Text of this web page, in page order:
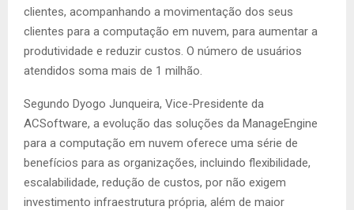
clientes, acompanhando a movimentação dos seus
clientes para a computação em nuvem, para aumentar a
produtividade e reduzir custos. O número de usuários
atendidos soma mais de 1 milhão.
Segundo Dyogo Junqueira, Vice-Presidente da
ACSoftware, a evolução das soluções da ManageEngine
para a computação em nuvem oferece uma série de
benefícios para as organizações, incluindo flexibilidade,
escalabilidade, redução de custos, por não exigem
investimento infraestrutura própria, além de maior